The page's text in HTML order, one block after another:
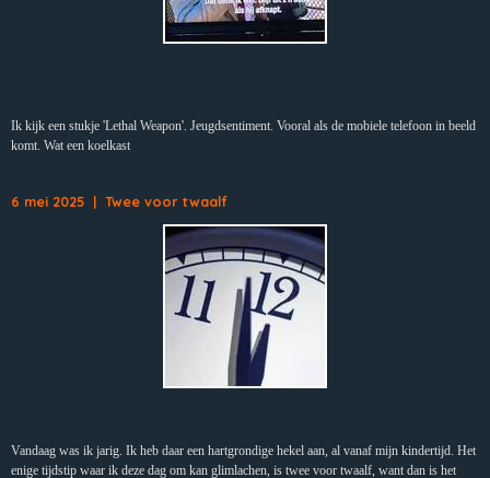
Ik kijk een stukje 'Lethal Weapon'. Jeugdsentiment. Vooral als de mobiele telefoon in beeld
komt. Wat een koelkast
6 mei 2025 | Twee voor twaalf
Vandaag was ik jarig. Ik heb daar een hartgrondige hekel aan, al vanaf mijn kindertijd. Het
enige tijdstip waar ik deze dag om kan glimlachen, is twee voor twaalf, want dan is het